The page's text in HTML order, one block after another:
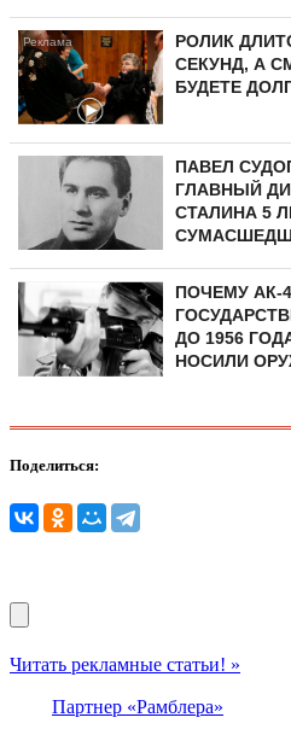
РОЛИК
СЕКУНД, А
БУДЕТЕ
ПАВЕЛ
ГЛАВНЫЙ
СТАЛИНА 5
ПОЧЕМУ АК-
ДО 1956
НОСИЛИ
Поделиться:
Читать рекламные статьи! »
Партнер «Рамблера»